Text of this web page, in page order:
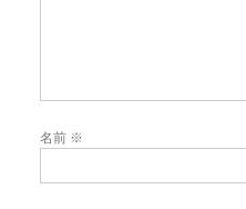
名前 ※